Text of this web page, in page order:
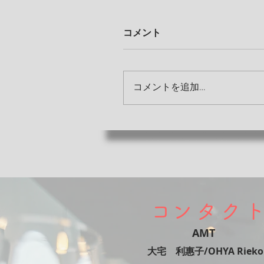
コメント
コメントを追加…
コンタク
AMT
​大宅 利惠子/OHYA Rieko